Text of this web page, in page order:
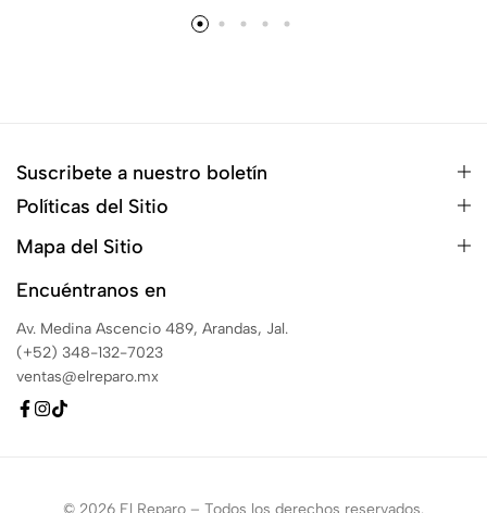
Suscribete a nuestro boletín
Políticas del Sitio
Mapa del Sitio
Encuéntranos en
Av. Medina Ascencio 489, Arandas, Jal.
(+52) 348-132-7023
ventas@elreparo.mx
© 2026 El Reparo – Todos los derechos reservados.